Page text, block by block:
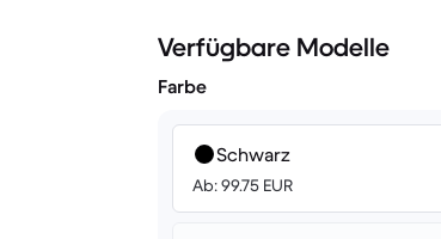
Verfügbare Modelle
Farbe
Schwarz
Ab: 99.75 EUR